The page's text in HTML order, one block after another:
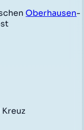
Oberhausen-